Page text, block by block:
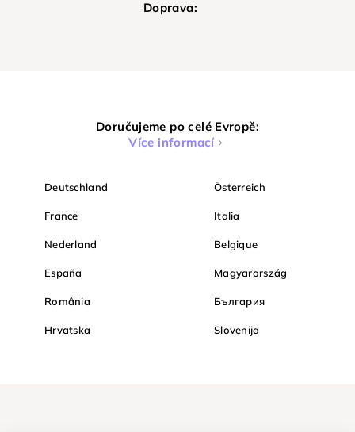
Doprava:
Doručujeme po celé Evropě:
Více informací
Deutschland Österreich
France Italia
Nederland Belgique
España Magyarország
România България
Hrvatska Slovenija